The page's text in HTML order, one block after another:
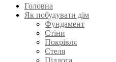
Головна
Як побудувати дім
Фундамент
Стіни
Покрівля
Стеля
Підлога